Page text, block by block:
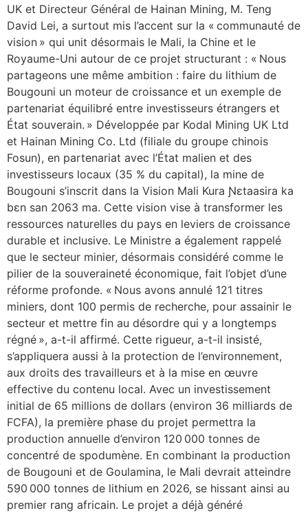
UK et Directeur Général de Hainan Mining, M. Teng
David Lei, a surtout mis l’accent sur la « communauté de
vision » qui unit désormais le Mali, la Chine et le
Royaume-Uni autour de ce projet structurant : « Nous
partageons une même ambition : faire du lithium de
Bougouni un moteur de croissance et un exemple de
partenariat équilibré entre investisseurs étrangers et
État souverain. » Développée par Kodal Mining UK Ltd
et Hainan Mining Co. Ltd (filiale du groupe chinois
Fosun), en partenariat avec l’État malien et des
investisseurs locaux (35 % du capital), la mine de
Bougouni s’inscrit dans la Vision Mali Kura Ɲɛtaasira ka
bɛn san 2063 ma. Cette vision vise à transformer les
ressources naturelles du pays en leviers de croissance
durable et inclusive. Le Ministre a également rappelé
que le secteur minier, désormais considéré comme le
pilier de la souveraineté économique, fait l’objet d’une
réforme profonde. « Nous avons annulé 121 titres
miniers, dont 100 permis de recherche, pour assainir le
secteur et mettre fin au désordre qui y a longtemps
régné », a-t-il affirmé. Cette rigueur, a-t-il insisté,
s’appliquera aussi à la protection de l’environnement,
aux droits des travailleurs et à la mise en œuvre
effective du contenu local. Avec un investissement
initial de 65 millions de dollars (environ 36 milliards de
FCFA), la première phase du projet permettra la
production annuelle d’environ 120 000 tonnes de
concentré de spodumène. En combinant la production
de Bougouni et de Goulamina, le Mali devrait atteindre
590 000 tonnes de lithium en 2026, se hissant ainsi au
premier rang africain. Le projet a déjà généré